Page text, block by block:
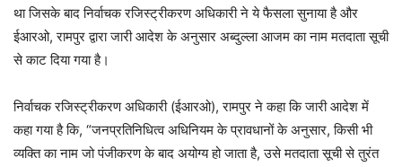
था जिसके बाद निर्वाचक रजिस्ट्रीकरण अधिकारी ने ये फैसला सुनाया है और
ईआरओ, रामपुर द्वारा जारी आदेश के अनुसार अब्दुल्ला आजम का नाम मतदाता सूची
से काट दिया गया है।
निर्वाचक रजिस्ट्रीकरण अधिकारी (ईआरओ), रामपुर ने कहा कि जारी आदेश में
कहा गया है कि, “जनप्रतिनिधित्व अधिनियम के प्रावधानों के अनुसार, किसी भी
व्यक्ति का नाम जो पंजीकरण के बाद अयोग्य हो जाता है, उसे मतदाता सूची से तुरंत